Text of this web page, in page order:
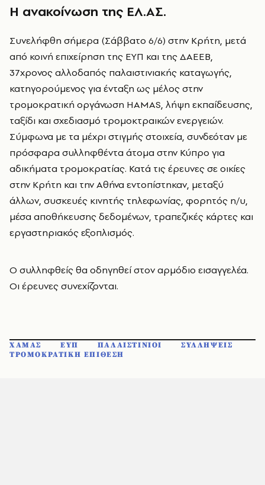
Η ανακοίνωση της ΕΛ.ΑΣ.
Συνελήφθη σήμερα (Σάββατο 6/6) στην Κρήτη, μετά
από κοινή επιχείρηση της ΕΥΠ και της ΔΑΕΕΒ,
37χρονος αλλοδαπός παλαιστινιακής καταγωγής,
κατηγορούμενος για ένταξη ως μέλος στην
τρομοκρατική οργάνωση HAMAS, λήψη εκπαίδευσης,
ταξίδι και σχεδιασμό τρομοκτραικών ενεργειών.
Σύμφωνα με τα μέχρι στιγμής στοιχεία, συνδεόταν με
πρόσφαρα συλληφθέντα άτομα στην Κύπρο για
αδικήματα τρομοκρατίας. Κατά τις έρευνες σε οικίες
στην Κρήτη και την Αθήνα εντοπίστηκαν, μεταξύ
άλλων, συσκευές κινητής τηλεφωνίας, φορητός η/υ,
μέσα αποθήκευσης δεδομένων, τραπεζικές κάρτες και
εργαστηριακός εξοπλισμός.
Ο συλληφθείς θα οδηγηθεί στον αρμόδιο εισαγγελέα.
Οι έρευνες συνεχίζονται.
ΧΑΜΑΣ ΕΥΠ ΠΑΛΑΙΣΤΙΝΙΟΙ
ΣΥΛΛΗΨΕΙΣ
ΤΡΟΜΟΚΡΑΤΙΚΗ ΕΠΙΘΕΣΗ